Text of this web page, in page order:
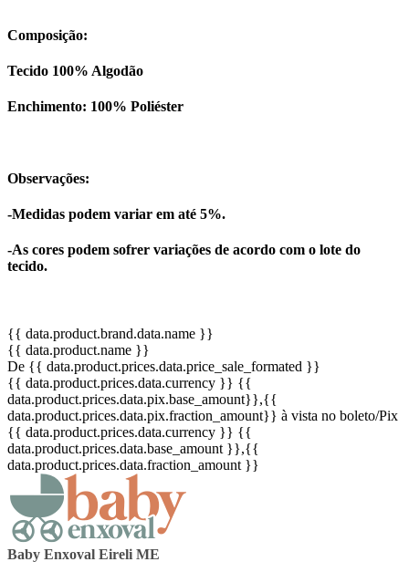
Composição:
Tecido 100% Algodão
Enchimento: 100% Poliéster
Observações:
-Medidas podem variar em até 5%.
-As cores podem sofrer variações de acordo com o lote do
tecido.
{{ data.product.brand.data.name }}
{{ data.product.name }}
De {{ data.product.prices.data.price_sale_formated }}
{{ data.product.prices.data.currency }} {{
data.product.prices.data.pix.base_amount}},{{
data.product.prices.data.pix.fraction_amount}} à vista no boleto/Pix
{{ data.product.prices.data.currency }} {{
data.product.prices.data.base_amount }},{{
data.product.prices.data.fraction_amount }}
Baby Enxoval Eireli ME